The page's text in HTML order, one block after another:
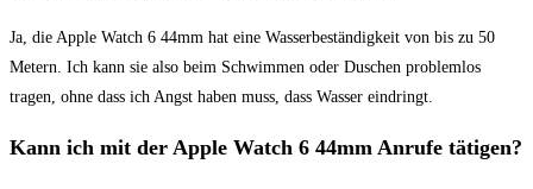
Ja, die Apple Watch⁣ 6 44mm hat eine Wasserbeständigkeit von bis zu 50
Metern. Ich kann sie also ⁤beim Schwimmen⁢ oder Duschen problemlos
tragen, ohne dass ich‍ Angst haben muss, dass ​Wasser ​eindringt.
Kann ich mit der‍ Apple Watch 6 44mm Anrufe tätigen?